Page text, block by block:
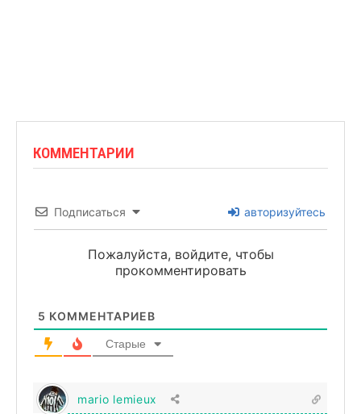
КОММЕНТАРИИ
Подписаться авторизуйтесь
Пожалуйста, войдите, чтобы
прокомментировать
5 КОММЕНТАРИЕВ
Старые
mario lemieux